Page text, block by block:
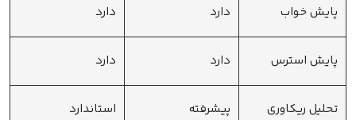
پایش خواب دارد دارد
پایش استرس دارد دارد
تحلیل ریکاوری پیشرفته استاندارد